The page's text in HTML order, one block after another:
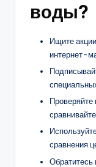
воды?
Ищите
интернет-
Проверяйте
сравнения